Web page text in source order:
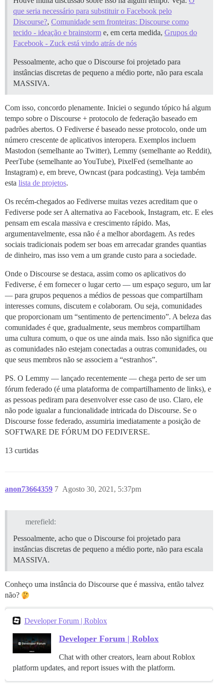
que seria necessário para substituir o Facebook pelo
Discourse?, Comunidade sem fronteiras: Discourse como
tecido - ideação e brainstorm e, em certa medida, Grupos do
Facebook - Zuck está vindo atrás de nós
Pessoalmente, acho que o Discourse foi projetado para
instâncias discretas de pequeno a médio porte, não para escala
MASSIVA.
Com isso, concordo plenamente. Iniciei o segundo tópico há algum
tempo sobre o Discourse + protocolo de federação baseado em
padrões abertos. O Fediverse é baseado nesse protocolo, onde um
número crescente de aplicativos interopera. Exemplos incluem
Mastodon (semelhante ao Twitter), Lemmy (semelhante ao Reddit),
PeerTube (semelhante ao YouTube), PixelFed (semelhante ao
Instagram) e, em breve, Owncast (para podcasting). Veja também
esta lista de projetos.
Os recém-chegados ao Fediverse muitas vezes acreditam que o
Fediverse pode ser A alternativa ao Facebook, Instagram, etc. E eles
pensam em escala massiva e crescimento rápido. Mas,
argumentavelmente, essa não é a melhor abordagem. As redes
sociais tradicionais podem ser boas em arrecadar grandes quantias
de dinheiro, mas isso vem a um grande custo para a sociedade.
Onde o Discourse se destaca, assim como os aplicativos do
Fediverse, é em fornecer o lugar certo — um espaço seguro, um lar
— para grupos pequenos a médios de pessoas que compartilham
interesses comuns, discutem e colaboram. Ou seja, comunidades
que proporcionam um “sentimento de pertencimento”. A beleza das
comunidades é que, gradualmente, seus membros compartilham
uma cultura comum, o que os une ainda mais. Isso não significa que
as comunidades não estejam conectadas a outras comunidades, ou
que seus membros não se associem a “estranhos”.
PS. O Lemmy — lançado recentemente — chega perto de ser um
fórum federado (é uma plataforma de compartilhamento de links), e
as pessoas pediram para desenvolver esse caso de uso. Claro, ele
não pode igualar a funcionalidade intricada do Discourse. Se o
Discourse fosse federado, assumiria imediatamente a posição de
SOFTWARE DE FÓRUM DO FEDIVERSE.
13 curtidas
anon73664359 Agosto 30, 2021, 5:37pm
7
merefield:
Pessoalmente, acho que o Discourse foi projetado para
instâncias discretas de pequeno a médio porte, não para escala
MASSIVA.
Conheço uma instância do Discourse que é massiva, então talvez
não?
Developer Forum | Roblox
Developer Forum | Roblox
Chat with other creators, learn about Roblox
platform updates, and report issues with the platform.